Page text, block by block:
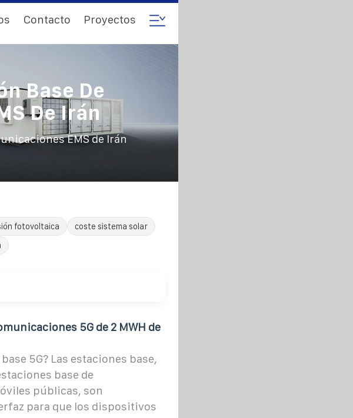
Contacto Proyectos
Base De
De Irán
EMS de Irán
fotovoltaica
coste sistema solar
5G de 2 MWH de
5G? Las estaciones base,
base de
públicas, son
para que los dispositivos